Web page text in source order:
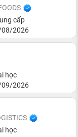
cấp
2026
học
2026
học